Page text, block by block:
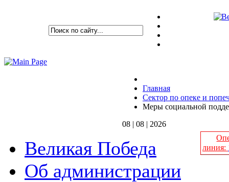
Главная
Сектор по опеке и
Меры социальной
08 | 08 | 2026
Великая Победа
Об администрации
линия: